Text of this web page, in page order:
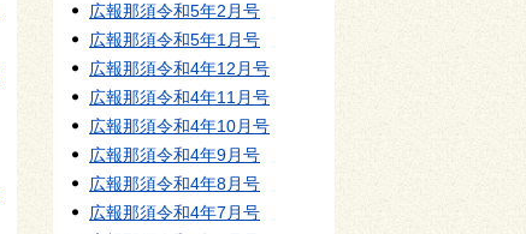
広報那須令和5年2月号
広報那須令和5年1月号
広報那須令和4年12月号
広報那須令和4年11月号
広報那須令和4年10月号
広報那須令和4年9月号
広報那須令和4年8月号
広報那須令和4年7月号